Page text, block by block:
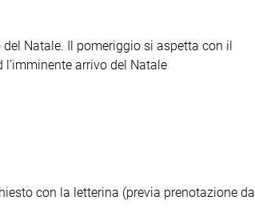
Natale. Il pomeriggio si aspetta con il
arrivo del Natale
con la letterina (previa prenotazione da